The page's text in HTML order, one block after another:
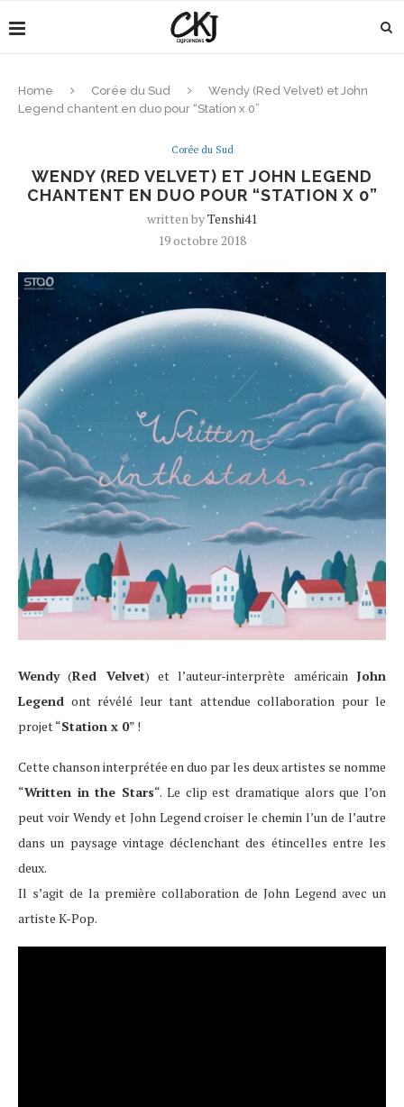
Home Corée du Sud
Wendy (Red Velvet) et John
Legend chantent en duo pour “Station x 0”
Corée du Sud
WENDY (RED VELVET) ET JOHN LEGEND
CHANTENT EN DUO POUR “STATION X 0”
written byTenshi41
19 octobre 2018
Wendy(Red Velvet) et l’auteur-interprète américain John
Legend ont révélé leur tant attendue collaboration pour le
projet “Station x 0” !
Cette chanson interprétée en duo par les deux artistes se nomme
“Written in the Stars“. Le clip est dramatique alors que l’on
peut voir Wendy et John Legend croiser le chemin l’un de l’autre
dans un paysage vintage déclenchant des étincelles entre les
deux.
Il s’agit de la première collaboration de John Legend avec un
artiste K-Pop.